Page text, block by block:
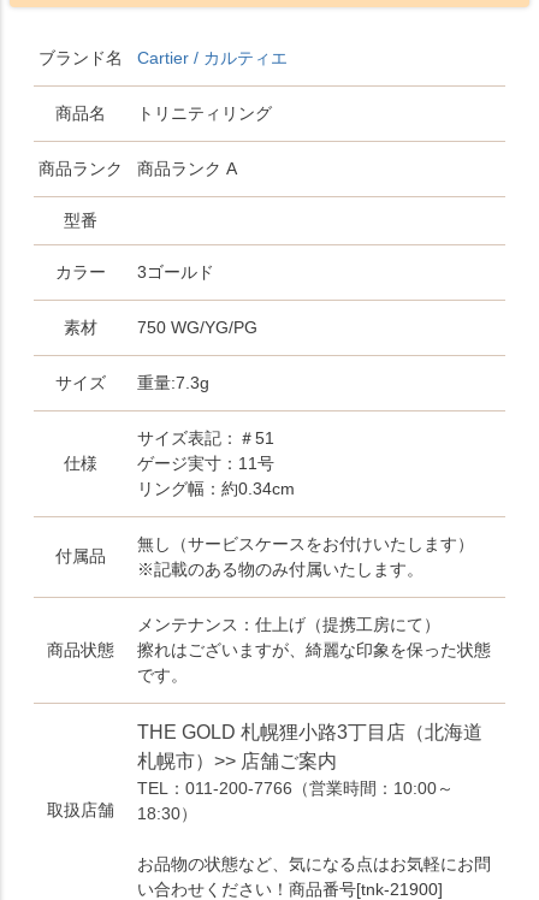
ブランド名 Cartier / カルティエ
商品名 トリニティリング
商品ランク 商品ランク A
型番
カラー 3ゴールド
素材 750 WG/YG/PG
サイズ 重量:7.3g
仕様
サイズ表記：＃51
ゲージ実寸：11号
リング幅：約0.34cm
付属品
無し（サービスケースをお付けいたします）
※記載のある物のみ付属いたします。
商品状態
メンテナンス：仕上げ（提携工房にて）
擦れはございますが、綺麗な印象を保った状態
です。
取扱店舗
THE GOLD 札幌狸小路3丁目店（北海道
札幌市）>> 店舗ご案内
TEL：011-200-7766 （営業時間：10:00～
18:30）
お品物の状態など、気になる点はお気軽にお問
い合わせください！商品番号[tnk-21900]